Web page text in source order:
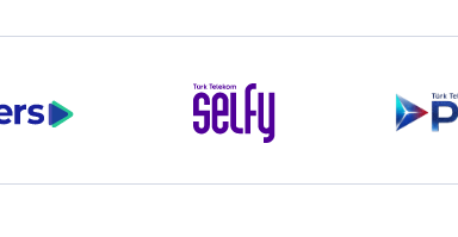
Samsung Galaxy Tab A9
Ev Telefonu
Panasonic TGB610
Modem ve Wi-Fi